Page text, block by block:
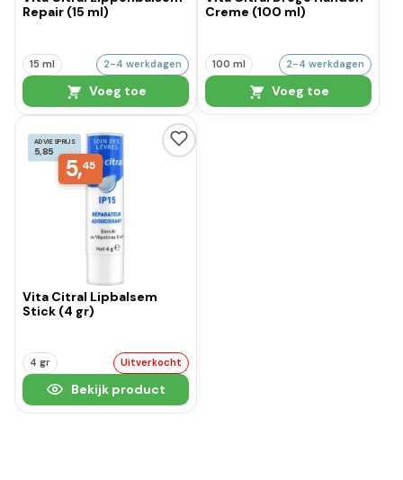
Repair (15 ml)
15 ml 2-4 werkdagen
Voeg toe
Creme (100 ml)
100 ml 2-4 werkdagen
Voeg toe
ADVIESPRIJS
5,85
5,45
Vita Citral Lipbalsem
Stick (4 gr)
4 gr Uitverkocht
Bekijk product